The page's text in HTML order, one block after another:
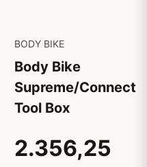
BODY BIKE
Body Bike
Supreme/Connect
Tool Box
2.356,25